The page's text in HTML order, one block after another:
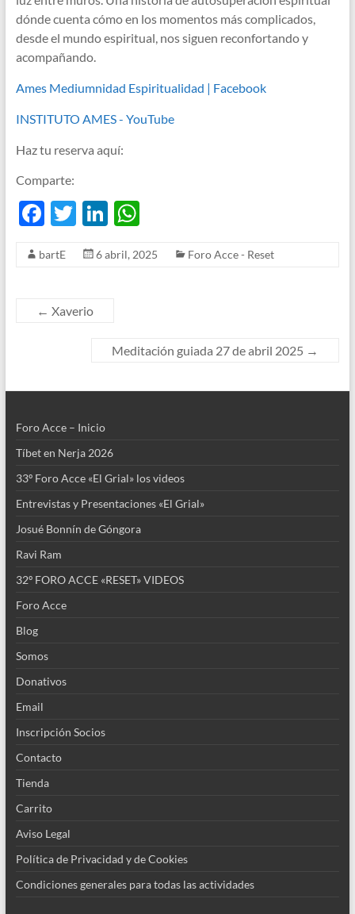
dónde cuenta cómo en los momentos más complicados,
desde el mundo espiritual, nos siguen reconfortando y
acompañando.
Ames Mediumnidad Espiritualidad | Facebook
INSTITUTO AMES - YouTube
Haz tu reserva aquí:
Comparte:
F
e
o
T
itt
Li
k
n
W
at
p
p
bartE 6 abril, 2025 Foro Acce - Reset
← Xaverio
Meditación guiada 27 de abril 2025 →
Foro Acce – Inicio
Tíbet en Nerja 2026
33º Foro Acce «El Grial» los videos
Entrevistas y Presentaciones «El Grial»
Josué Bonnín de Góngora
Ravi Ram
32º FORO ACCE «RESET» VIDEOS
Foro Acce
Blog
Somos
Donativos
Email
Inscripción Socios
Contacto
Tienda
Carrito
Aviso Legal
Política de Privacidad y de Cookies
Condiciones generales para todas las actividades